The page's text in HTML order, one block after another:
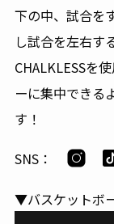
下の中、試合を
し試合を左右す
CHALKLESSを
ーに集中できる
す！
SNS：
▼バスケットボ